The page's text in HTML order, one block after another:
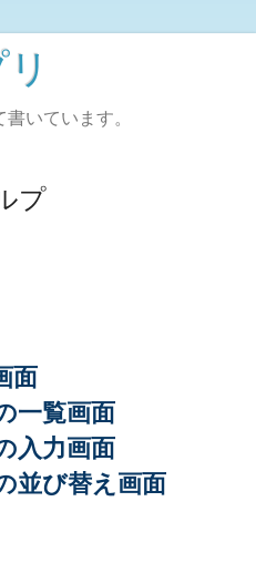
いています。
プ
面
一覧画面
入力画面
並び替え画面